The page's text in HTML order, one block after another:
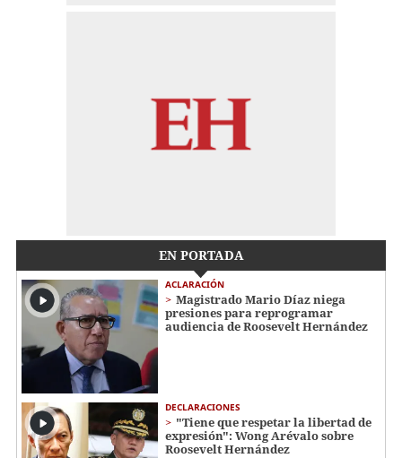
EN PORTADA
ACLARACIÓN
Magistrado Mario Díaz niega
presiones para reprogramar
audiencia de Roosevelt Hernández
DECLARACIONES
"Tiene que respetar la libertad de
expresión": Wong Arévalo sobre
Roosevelt Hernández